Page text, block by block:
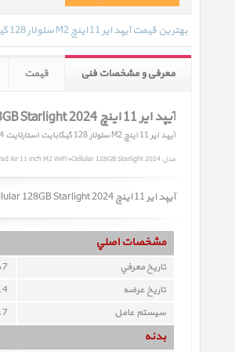
بهترین قیمت آیپد ایر 11 اینچ M2 سلولار 128 گیگابایت استارلایت 2024 در تاریخ 1404/05/16 - 14:54 با انواع گارانتی و رنگ بندی های موجود به روز رسانی شده است.
معرفی و مشخصات فنی قیمت
آیپد ایر 11 اینچ M2 iPad Air 11 inch M2 WiFi+Cellular 128GB Starlight 2024
آیپد ایر 11 اینچ M2 سلولار 128 گیگابایت استارلایت 2024
مدل iPad Air 11 inch M2 WiFi+Cellular 128GB Starlight 2024
آیپد ایر 11 اینچ M2 iPad Air 11 inch M2 WiFi+Cellular 128GB Starlight 2024 ﴿ آیپد ایر 11 اینچ M2 سلولار 128 گیگابایت استارلایت 2024 ﴾ به زودی در سایت عرضه میشود.
مشخصات اصلي
تاريخ معرفي
7 می 2024
تاريخ عرضه
14 می
سيستم عامل
بدنه